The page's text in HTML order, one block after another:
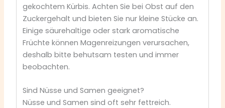
gekochtem Kürbis. Achten Sie bei Obst auf den
Zuckergehalt und bieten Sie nur kleine Stücke an.
Einige säurehaltige oder stark aromatische
Früchte können Magenreizungen verursachen,
deshalb bitte behutsam testen und immer
beobachten.
Sind Nüsse und Samen geeignet?
Nüsse und Samen sind oft sehr fettreich.